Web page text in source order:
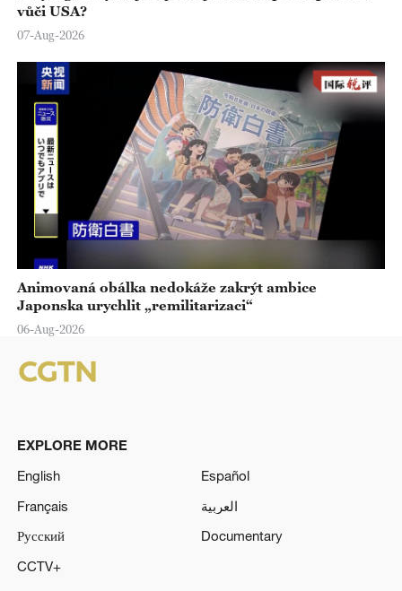
vůči USA?
07-Aug-2026
Animovaná obálka nedokáže zakrýt ambice
Japonska urychlit „remilitarizaci“
06-Aug-2026
EXPLORE MORE
English
Español
Français
العربية
Русский
Documentary
CCTV+